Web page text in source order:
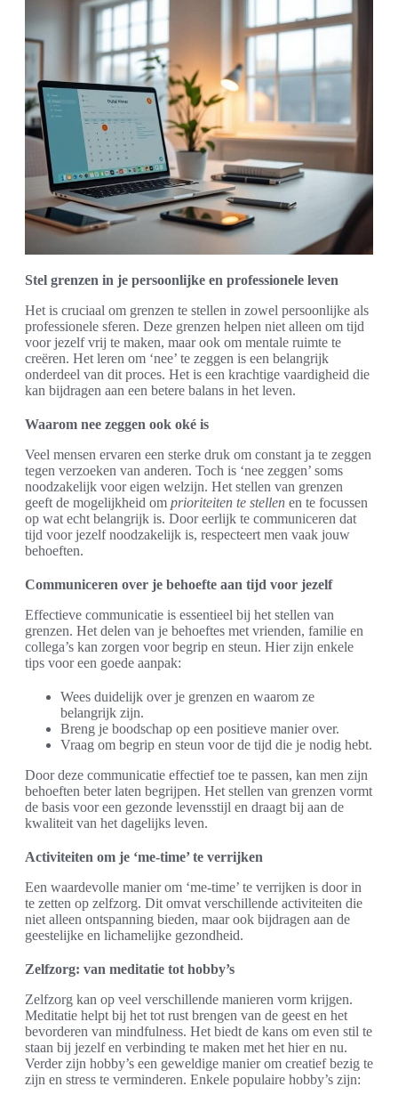
Stel grenzen in je persoonlijke en professionele leven
Het is cruciaal om grenzen te stellen in zowel persoonlijke als
professionele sferen. Deze grenzen helpen niet alleen om tijd
voor jezelf vrij te maken, maar ook om mentale ruimte te
creëren. Het leren om ‘nee’ te zeggen is een belangrijk
onderdeel van dit proces. Het is een krachtige vaardigheid die
kan bijdragen aan een betere balans in het leven.
Waarom nee zeggen ook oké is
Veel mensen ervaren een sterke druk om constant ja te zeggen
tegen verzoeken van anderen. Toch is ‘nee zeggen’ soms
noodzakelijk voor eigen welzijn. Het stellen van grenzen
geeft de mogelijkheid om prioriteiten te stellen en te focussen
op wat echt belangrijk is. Door eerlijk te communiceren dat
tijd voor jezelf noodzakelijk is, respecteert men vaak jouw
behoeften.
Communiceren over je behoefte aan tijd voor jezelf
Effectieve communicatie is essentieel bij het stellen van
grenzen. Het delen van je behoeftes met vrienden, familie en
collega’s kan zorgen voor begrip en steun. Hier zijn enkele
tips voor een goede aanpak:
Wees duidelijk over je grenzen en waarom ze
belangrijk zijn.
Breng je boodschap op een positieve manier over.
Vraag om begrip en steun voor de tijd die je nodig hebt.
Door deze communicatie effectief toe te passen, kan men zijn
behoeften beter laten begrijpen. Het stellen van grenzen vormt
de basis voor een gezonde levensstijl en draagt bij aan de
kwaliteit van het dagelijks leven.
Activiteiten om je ‘me-time’ te verrijken
Een waardevolle manier om ‘me-time’ te verrijken is door in
te zetten op zelfzorg. Dit omvat verschillende activiteiten die
niet alleen ontspanning bieden, maar ook bijdragen aan de
geestelijke en lichamelijke gezondheid.
Zelfzorg: van meditatie tot hobby’s
Zelfzorg kan op veel verschillende manieren vorm krijgen.
Meditatie helpt bij het tot rust brengen van de geest en het
bevorderen van mindfulness. Het biedt de kans om even stil te
staan bij jezelf en verbinding te maken met het hier en nu.
Verder zijn hobby’s een geweldige manier om creatief bezig te
zijn en stress te verminderen. Enkele populaire hobby’s zijn: